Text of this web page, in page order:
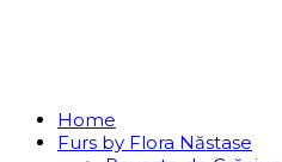
Home
Furs by Flora Năstase